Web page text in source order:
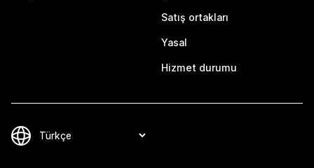
Satış ortakları
Yasal
Hizmet durumu